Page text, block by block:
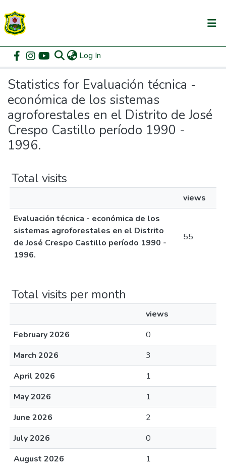
Log In
Communities & Collections
All of DSpace
Home Statistics
Statistics for Evaluación técnica -
económica de los sistemas
agroforestales en el Distrito de José
Crespo Castillo período 1990 -
1996.
Total visits
views
Evaluación técnica - económica de los
sistemas agroforestales en el Distrito
de José Crespo Castillo período 1990 -
1996.
55
Total visits per month
views
February 2026
0
March 2026
3
April 2026
1
May 2026
1
June 2026
2
July 2026
0
August 2026
1